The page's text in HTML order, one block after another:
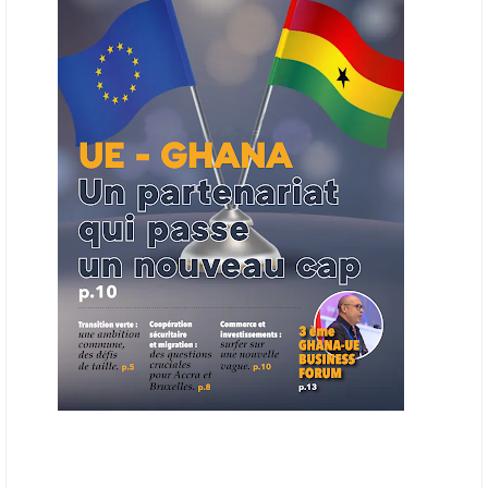
ouverts en priorité aux sociétés du continent. Le projet est en phase
finale de développement et devrait aboutir, d’ici fin 2026 ou début
2027, à un bulletin africain des appels d’offres dans le secteur de
l’énergie.
06/06/26 AFRICA FINANCE CORPORATION
Cette semaine, Africa Finance Corporation (AFC) a annoncé avoir
bouclé un prêt syndiqué de 2 milliards de dollars, la plus importante
levée de son histoire. Initialement calibrée à 1,6 milliard, l'opération a
été relevée de 400 millions face à l'afflux des souscriptions de
banques internationales. Plus du tiers des fonds proviennent
d'institutions financières asiatiques, à parts égales avec l'Europe.
L'Asie-Pacifique et l'Europe pèsent chacune 35 % du tour de table,
devant le Moyen-Orient (25 %) et l'Afrique (5 %), selon le communiqué
de l'institution panafricaine, qui compte 48 pays membres.
ECHANGES AFRIQUE - UE